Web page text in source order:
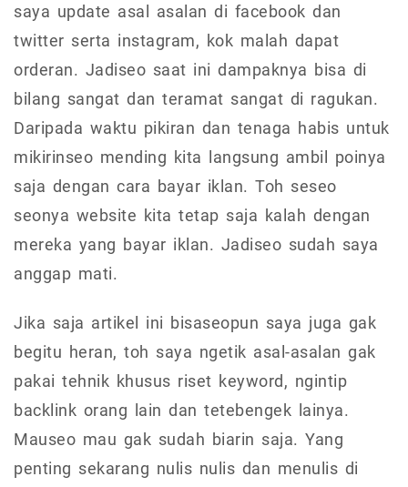
saya update asal asalan di facebook dan
twitter serta instagram, kok malah dapat
orderan. Jadiseo saat ini dampaknya bisa di
bilang sangat dan teramat sangat di ragukan.
Daripada waktu pikiran dan tenaga habis untuk
mikirinseo mending kita langsung ambil poinya
saja dengan cara bayar iklan. Toh seseo
seonya website kita tetap saja kalah dengan
mereka yang bayar iklan. Jadiseo sudah saya
anggap mati.
Jika saja artikel ini bisaseopun saya juga gak
begitu heran, toh saya ngetik asal-asalan gak
pakai tehnik khusus riset keyword, ngintip
backlink orang lain dan tetebengek lainya.
Mauseo mau gak sudah biarin saja. Yang
penting sekarang nulis nulis dan menulis di